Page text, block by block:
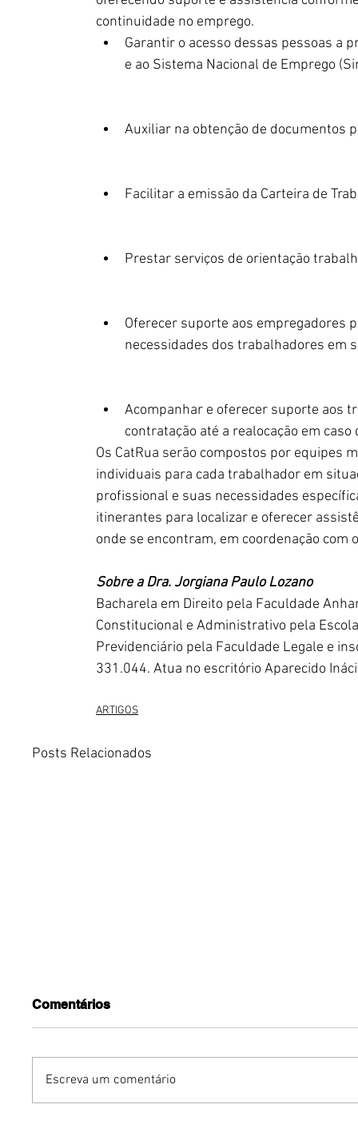
continuidade no emprego.
Garantir o acesso dessas pessoas a
e ao Sistema Nacional de Emprego
Auxiliar na obtenção de documentos
Facilitar a emissão da Carteira de
Prestar serviços de orientação
Oferecer suporte aos empregadores
necessidades dos trabalhadores em
Acompanhar e oferecer suporte aos
contratação até a realocação em
Os CatRua serão compostos por equipes
individuais para cada trabalhador em
profissional e suas necessidades
itinerantes para localizar e oferecer
onde se encontram, em coordenação com
Sobre a Dra. Jorgiana Paulo Lozano
Bacharela em Direito pela Faculdade
Constitucional e Administrativo pela
Previdenciário pela Faculdade Legale e
331.044. Atua no escritório Aparecido
ARTIGOS
Posts Relacionados
Comentários
Escreva um comentário